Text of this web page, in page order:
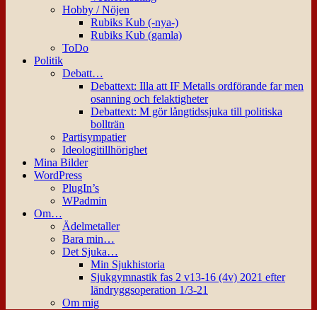
Hobby / Nöjen
Rubiks Kub (-nya-)
Rubiks Kub (gamla)
ToDo
Politik
Debatt…
Debattext: Illa att IF Metalls ordförande far men
osanning och felaktigheter
Debattext: M gör långtidssjuka till politiska
bollträn
Partisympatier
Ideologitillhörighet
Mina Bilder
WordPress
PlugIn’s
WPadmin
Om…
Ädelmetaller
Bara min…
Det Sjuka…
Min Sjukhistoria
Sjukgymnastik fas 2 v13-16 (4v) 2021 efter
ländryggsoperation 1/3-21
Om mig